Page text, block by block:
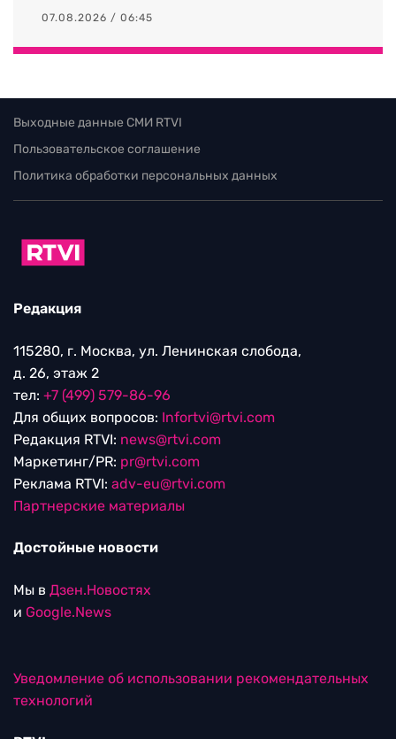
07.08.2026 / 06:45
Выходные данные СМИ RTVI
Пользовательское соглашение
Политика обработки персональных данных
Редакция
115280, г. Москва, ул. Ленинская слобода,
д. 26, этаж 2
тел: +7 (499) 579-86-96
Для общих вопросов: Infortvi@rtvi.com
Редакция RTVI: news@rtvi.com
Маркетинг/PR: pr@rtvi.com
Реклама RTVI: adv-eu@rtvi.com
Партнерские материалы
Достойные новости
Мы в Дзен.Новостях
и Google.News
Уведомление об использовании рекомендательных
технологий